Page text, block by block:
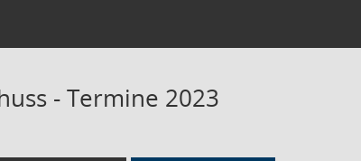
- Termine 2023